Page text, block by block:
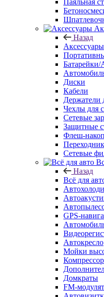
Паяльная
Назад
Аксессуары
Батарейки/
Диски
Кабели
Держатели
Чехлы для
Сетевые
Защитные
Флеш-
Сетевые
Назад
Всё для
GPS-
Автокресло
Мойки
Домкраты
FM-